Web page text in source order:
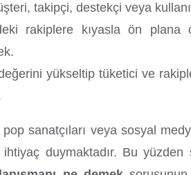
takipçi, destekçi veya
rakiplere kıyasla ön plana
yükseltip tüketici ve
sanatçıları veya sosyal
ihtiyaç duymaktadır. Bu yüzden